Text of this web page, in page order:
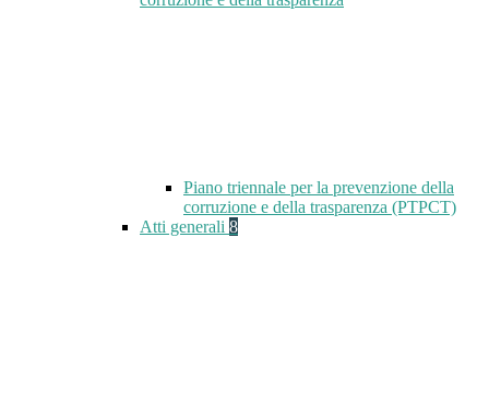
Piano triennale per la prevenzione della
corruzione e della trasparenza (PTPCT)
Atti generali 8